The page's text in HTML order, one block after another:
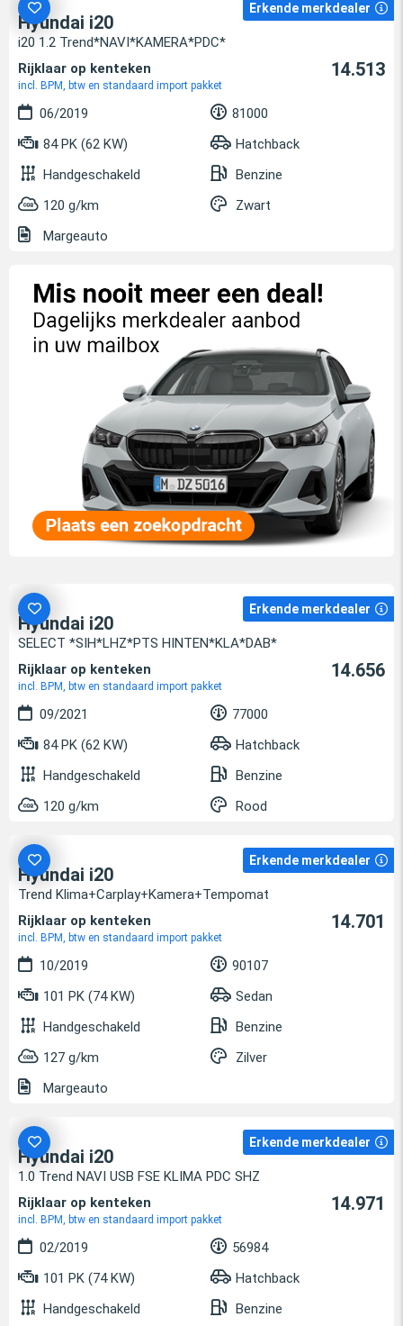
Erkende merkdealer
Hyundai i20
i20 1.2 Trend*NAVI*KAMERA*PDC*
Rijklaar op kenteken
incl. BPM, btw en standaard import pakket
14.513
06/2019
81000
84 PK (62 KW)
Hatchback
Handgeschakeld
Benzine
120 g/km
Zwart
Margeauto
Erkende merkdealer
Hyundai i20
SELECT *SIH*LHZ*PTS HINTEN*KLA*DAB*
Rijklaar op kenteken
incl. BPM, btw en standaard import pakket
14.656
09/2021
77000
84 PK (62 KW)
Hatchback
Handgeschakeld
Benzine
120 g/km
Rood
Erkende merkdealer
Hyundai i20
Trend Klima+Carplay+Kamera+Tempomat
Rijklaar op kenteken
incl. BPM, btw en standaard import pakket
14.701
10/2019
90107
101 PK (74 KW)
Sedan
Handgeschakeld
Benzine
127 g/km
Zilver
Margeauto
Erkende merkdealer
Hyundai i20
1.0 Trend NAVI USB FSE KLIMA PDC SHZ
Rijklaar op kenteken
incl. BPM, btw en standaard import pakket
14.971
02/2019
56984
101 PK (74 KW)
Hatchback
Handgeschakeld
Benzine